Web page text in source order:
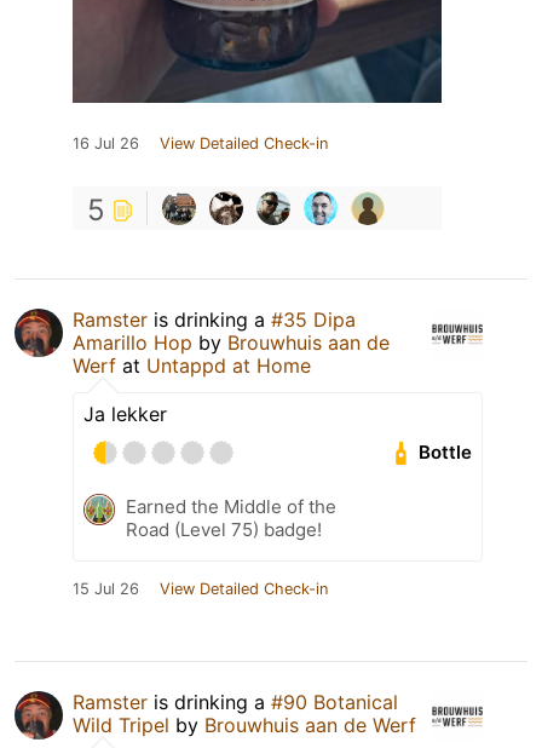
16 Jul 26 View Detailed Check-in
5
Ramster is drinking a #35 Dipa
Amarillo Hop by Brouwhuis aan de
Werf at Untappd at Home
Ja lekker
Bottle
Earned the Middle of the
Road (Level 75) badge!
15 Jul 26 View Detailed Check-in
Ramster is drinking a #90 Botanical
Wild Tripel by Brouwhuis aan de Werf